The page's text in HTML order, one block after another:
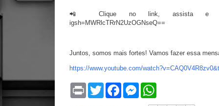
📲 Clique no link, assista e
igsh=MWRlcTRrN2UzOGNseQ==
Juntos, somos mais fortes! Vamos fazer essa
https://www.youtube.com/
P
T
w
F
M